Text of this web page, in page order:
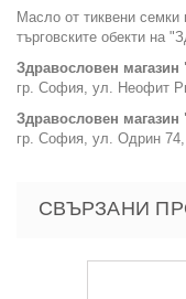
Масло от тиквени
търговските обекти на
Здравословен
гр. София, ул. Неофит
Здравословен
гр. София, ул. Одрин
СВЪРЗАНИ